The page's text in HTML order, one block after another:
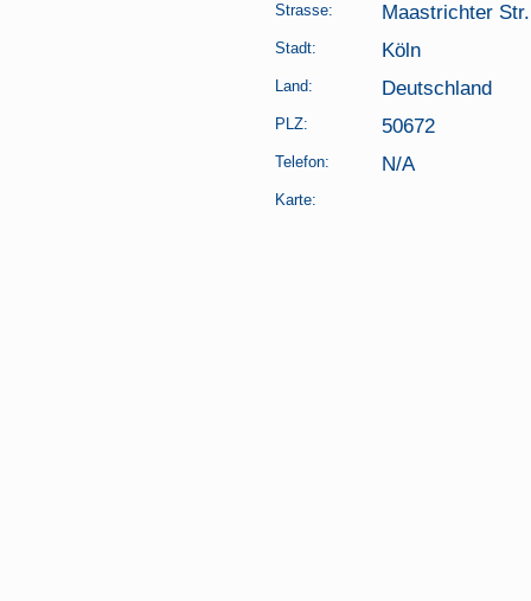
Strasse: Maastrichter
Stadt: Köln
Land: Deutschland
PLZ: 50672
Telefon: N/A
Karte: